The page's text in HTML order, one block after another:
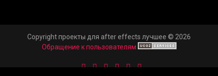
Copyright проекты для after effects лучшее © 2026
Обращение к пользователям